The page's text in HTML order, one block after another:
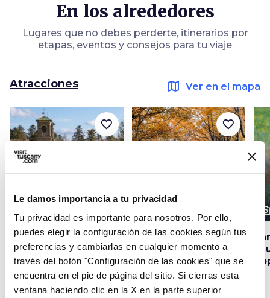
Le damos importancia a tu privacidad
Tu privacidad es importante para nosotros. Por ello,
puedes elegir la configuración de las cookies según tus
preferencias y cambiarlas en cualquier momento a
través del botón "Configuración de las cookies" que se
encuentra en el pie de página del sitio. Si cierras esta
ventana haciendo clic en la X en la parte superior
En los alrededores
Lugares que no debes perderte, itinerarios por
etapas, eventos y consejos para tu viaje
Atracciones map Ver en el mapa
Monasterio y Ermita
de Camaldoli
favorite_border
Parque Nacional de
los Bosques en
Casentino, Montaña
Falterona y
Campigna
favorite_border